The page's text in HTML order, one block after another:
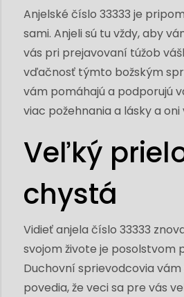
Anjelské číslo 33333 je
sami. Anjeli sú tu vždy, aby
vás pri prejavovaní túžob
vďačnosť týmto božským
vám pomáhajú a podporujú
viac požehnania a lásky a
Veľký
chystá
Vidieť anjela číslo 33333
svojom živote je posolstvom
Duchovní sprievodcovia vám
povedia, že veci sa pre vás